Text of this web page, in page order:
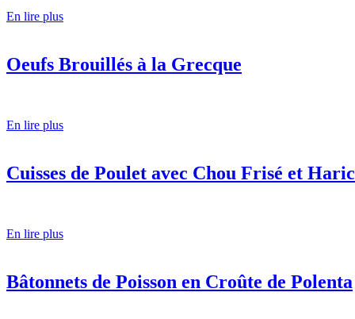
En lire plus
Oeufs Brouillés à la Grecque
En lire plus
Cuisses de Poulet avec Chou Frisé et
En lire plus
Bâtonnets de Poisson en Croûte de Polenta